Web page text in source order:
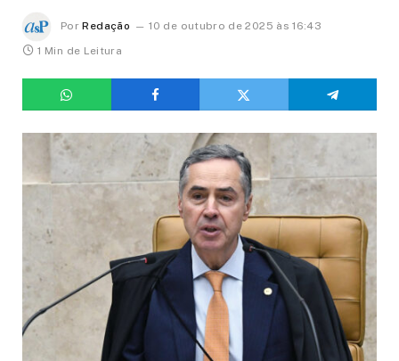
Por Redação
10 de outubro de 2025 às 16:43
1 Min de Leitura